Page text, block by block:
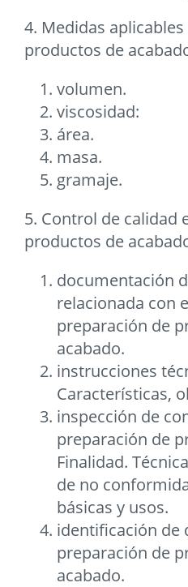
4. Medidas
productos de
volumen.
viscosidad:
área.
masa.
gramaje.
5. Control de calidad
productos de
documentación
relacionada con
preparación de
acabado.
instrucciones
Características,
inspección de
preparación de
Finalidad.
de no
básicas y usos.
identificación de
preparación de
acabado.